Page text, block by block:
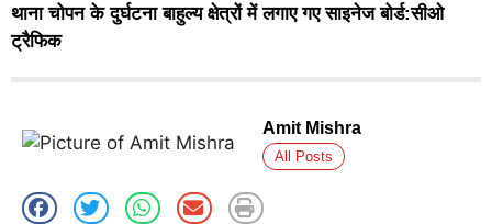
थाना चोपन के दुर्घटना बाहुल्य क्षेत्रों में लगाए गए साइनेज बोर्ड:सीओ
ट्रैफिक
Amit Mishra
All Posts